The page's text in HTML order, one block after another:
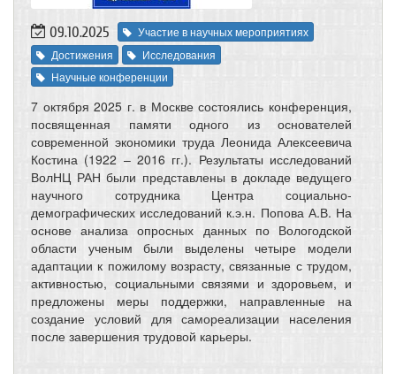
09.10.2025
Участие в научных мероприятиях
Достижения
Исследования
Научные конференции
7 октября 2025 г. в Москве состоялись конференция,
посвященная памяти одного из основателей
современной экономики труда Леонида Алексеевича
Костина (1922 – 2016 гг.). Результаты исследований
ВолНЦ РАН были представлены в докладе ведущего
научного сотрудника Центра социально-
демографических исследований к.э.н. Попова А.В. На
основе анализа опросных данных по Вологодской
области ученым были выделены четыре модели
адаптации к пожилому возрасту, связанные с трудом,
активностью, социальными связями и здоровьем, и
предложены меры поддержки, направленные на
создание условий для самореализации населения
после завершения трудовой карьеры.